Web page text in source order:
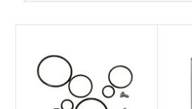
a
zNejprodávanější
Abecedně
ý